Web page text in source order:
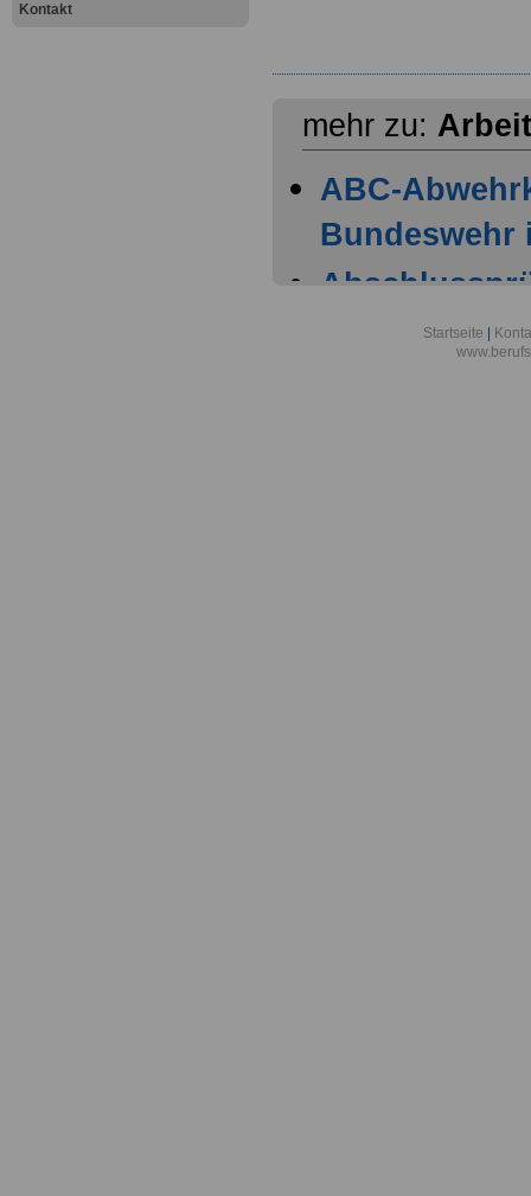
Kontakt
mehr zu:
ABC-
Bundeswehr
Startseite